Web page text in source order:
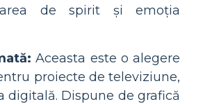
de spirit și emoția
Aceasta este o alegere
proiecte de televiziune,
digitală. Dispune de grafică